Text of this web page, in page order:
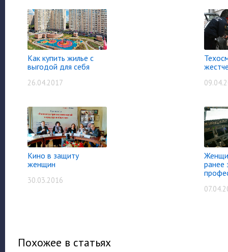
Как купить жилье с
выгодой для себя
26.04.2017
Кино в защиту
женщин
30.03.2016
ранее
Похожее в статьях